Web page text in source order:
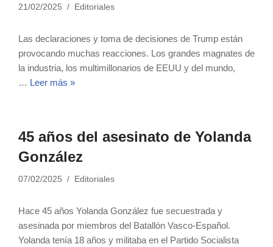
21/02/2025 Editoriales
Las declaraciones y toma de decisiones de Trump están
provocando muchas reacciones. Los grandes magnates de
la industria, los multimillonarios de EEUU y del mundo,
… Leer más »
45 años del asesinato de Yolanda
González
07/02/2025 Editoriales
Hace 45 años Yolanda González fue secuestrada y
asesinada por miembros del Batallón Vasco-Español.
Yolanda tenía 18 años y militaba en el Partido Socialista